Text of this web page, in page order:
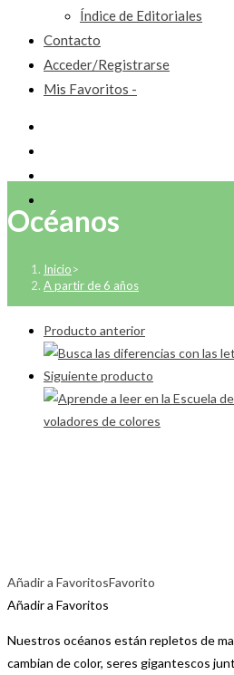
Índice de Editoriales
Contacto
Acceder/Registrarse
Mis Favoritos -
Océanos
Inicio>
A partir de 6 años
Producto anterior
Siguiente producto
Añadir a FavoritosFavorito
Añadir a Favoritos
Nuestros océanos están repletos de
cambian de color, seres gigantescos